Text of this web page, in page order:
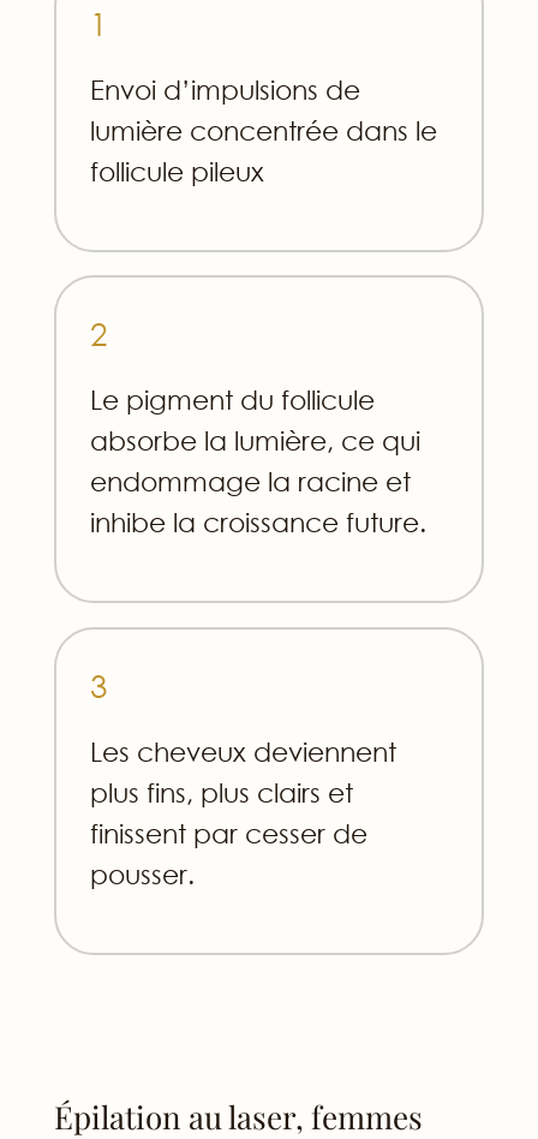
1
Envoi d’impulsions de
lumière concentrée dans le
follicule pileux
2
Le pigment du follicule
absorbe la lumière, ce qui
endommage la racine et
inhibe la croissance future.
3
Les cheveux deviennent
plus fins, plus clairs et
finissent par cesser de
pousser.
Épilation au laser, femmes